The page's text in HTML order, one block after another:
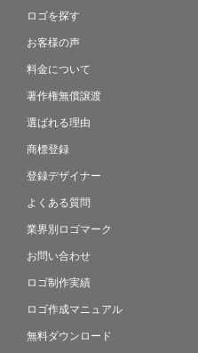
ロゴを探す
お客様の声
料金について
著作権無償譲渡
選ばれる理由
商標登録
登録デザイナー
よくある質問
業界別ロゴマーク
お問い合わせ
ロゴ制作実績
ロゴ作成マニュアル
無料ダウンロード